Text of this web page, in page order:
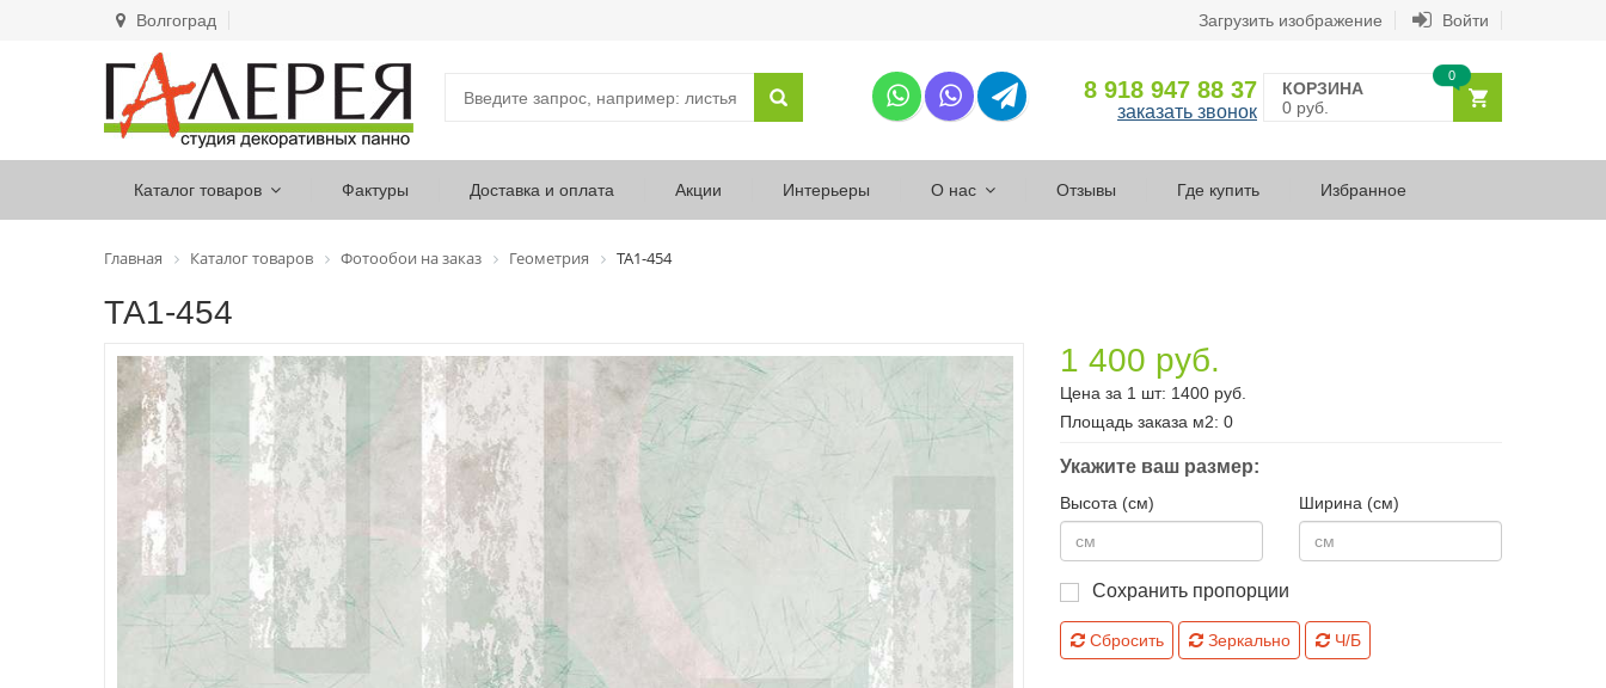
Волгоград Загрузить изображение Войти
8 918 947 88 37
заказать звонок
КОРЗИНА
0 руб.
0
Каталог товаров Фактуры Доставка и оплата Акции Интерьеры О нас Отзывы Где купить Избранное
Главная Каталог товаров Фотообои на заказ Геометрия ТА1-454
ТА1-454
1 400 руб.
Цена за 1 шт: 1400 руб.
Площадь заказа м2: 0
Укажите ваш размер:
Высота (см) Ширина (см)
Сохранить пропорции
Сбросить Зеркально Ч/Б